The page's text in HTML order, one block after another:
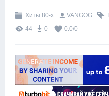
Хиты 80-х VANGOG
44
0 0.0/0